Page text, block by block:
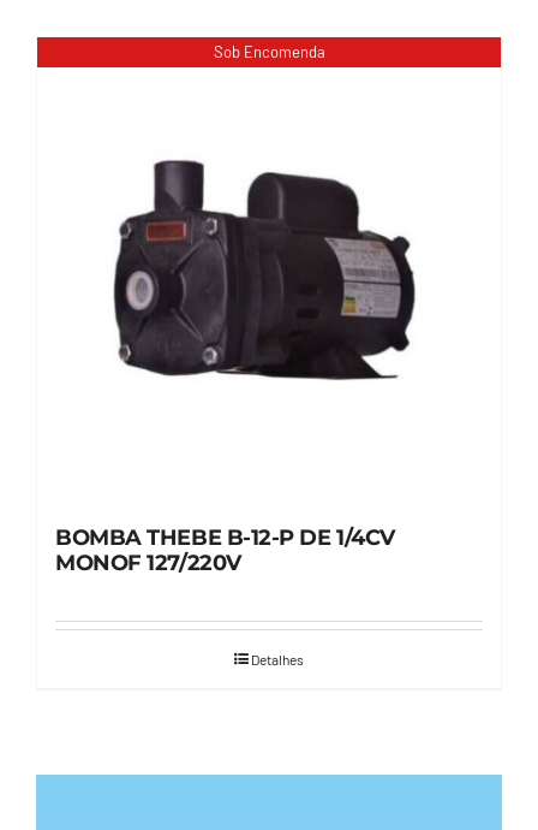
Sob Encomenda
BOMBA THEBE B-12-P DE 1/4CV
MONOF 127/220V
Detalhes